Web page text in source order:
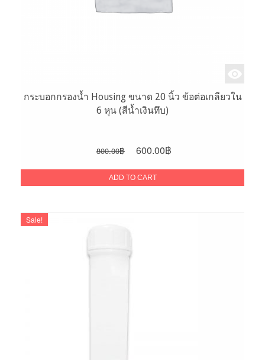
กระบอกกรองน้ำ Housing ขนาด 20 นิ้ว ข้อต่อเกลียวใน
6 หุน (สีน้ำเงินทึบ)
800.00฿
Original
was:
600.00฿
ADD TO CART
Sale!